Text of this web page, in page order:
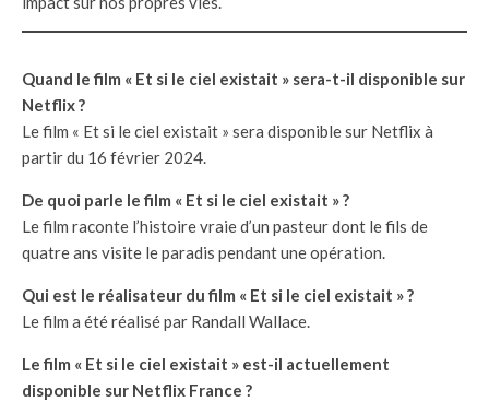
Quand le film « Et si le ciel existait » sera-t-il disponible sur
Netflix ?
Le film « Et si le ciel existait » sera disponible sur Netflix à
partir du 16 février 2024.
De quoi parle le film « Et si le ciel existait » ?
Le film raconte l’histoire vraie d’un pasteur dont le fils de
quatre ans visite le paradis pendant une opération.
Qui est le réalisateur du film « Et si le ciel existait » ?
Le film a été réalisé par Randall Wallace.
Le film « Et si le ciel existait » est-il actuellement
disponible sur Netflix France ?